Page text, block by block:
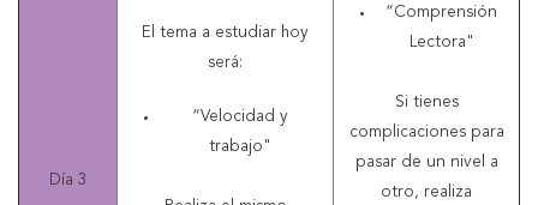
Día 3
El tema a estudiar hoy
será:
“Velocidad y
trabajo"
“Comprensión
Lectora"
Si tienes
complicaciones para
pasar de un nivel a
otro, realiza